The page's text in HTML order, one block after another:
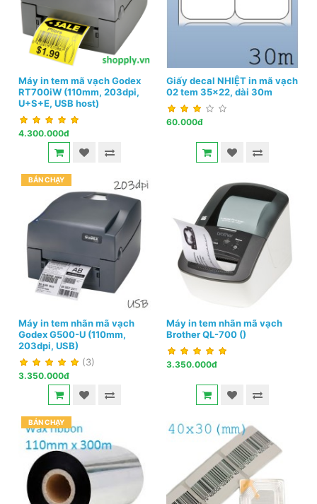
Máy in tem mã vạch Godex
RT700iW (110mm, 203dpi,
U+S+E, USB host)
4.300.000đ
Giấy decal NHIỆT in mã vạch
02 tem 35x22, dài 30m
60.000đ
BÁN CHẠY
Máy in tem nhãn mã vạch
Godex G500-U (110mm,
203dpi, USB)
(3)
3.350.000đ
Máy in tem nhãn mã vạch
Brother QL-700 ()
3.350.000đ
BÁN CHẠY